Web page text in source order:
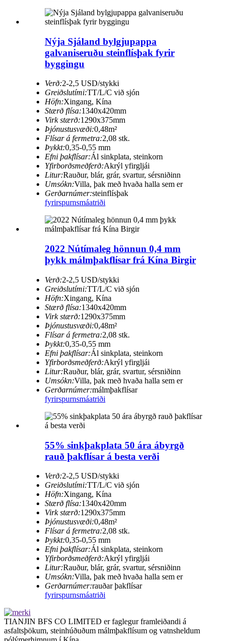
Nýja Sjáland bylgjupappa
galvaniseruðu steinflísþak fyrir
byggingu
Verð:2-2,5 USD/stykki
Greiðslutími:TT/L/C við sjón
Höfn:Xingang, Kína
Stærð flísa:1340x420mm
Virk stærð:1290x375mm
Þjónustusvæði:0,48m²
Flísar á fermetra:2,08 stk.
Þykkt:0,35-0,55 mm
Efni þakflísar:Ál sinkplata, steinkorn
Yfirborðsmeðferð:Akrýl yfirgljái
Litur:Rauður, blár, grár, svartur, sérsniðinn
Umsókn:Villa, þak með hvaða halla sem er
Gerðarnúmer:steinflísþak
fyrirspurnsmáatriði
2022 Nútímaleg hönnun 0,4 mm
þykk málmþakflísar frá Kína Birgir
Verð:2-2,5 USD/stykki
Greiðslutími:TT/L/C við sjón
Höfn:Xingang, Kína
Stærð flísa:1340x420mm
Virk stærð:1290x375mm
Þjónustusvæði:0,48m²
Flísar á fermetra:2,08 stk.
Þykkt:0,35-0,55 mm
Efni þakflísar:Ál sinkplata, steinkorn
Yfirborðsmeðferð:Akrýl yfirgljái
Litur:Rauður, blár, grár, svartur, sérsniðinn
Umsókn:Villa, þak með hvaða halla sem er
Gerðarnúmer:málmþakflísar
fyrirspurnsmáatriði
55% sinkþakplata 50 ára ábyrgð
rauð þakflísar á besta verði
Verð:2-2,5 USD/stykki
Greiðslutími:TT/L/C við sjón
Höfn:Xingang, Kína
Stærð flísa:1340x420mm
Virk stærð:1290x375mm
Þjónustusvæði:0,48m²
Flísar á fermetra:2,08 stk.
Þykkt:0,35-0,55 mm
Efni þakflísar:Ál sinkplata, steinkorn
Yfirborðsmeðferð:Akrýl yfirgljái
Litur:Rauður, blár, grár, svartur, sérsniðinn
Umsókn:Villa, þak með hvaða halla sem er
Gerðarnúmer:rauðar þakflísar
fyrirspurnsmáatriði
TIANJIN BFS CO LIMITED er faglegur framleiðandi á
asfaltsþökum, steinhúðuðum málmþakflísum og vatnsheldum